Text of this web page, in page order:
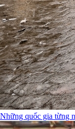
Những quốc gia từng